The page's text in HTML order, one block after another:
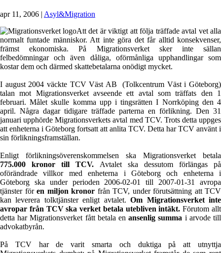
apr 11, 2006 | Asyl&Migration
Att det är viktigt att följa träffade avtal vet alla
normalt funtade människor. Att inte göra det får alltid konsekvenser,
främst ekonomiska. På Migrationsverket sker inte sällan
felbedömningar och även dåliga, oförmånliga upphandlingar som
kostar dem och därmed skattebetalarna onödigt mycket.
I august 2004 väckte TCV Väst AB (Tolkcentrum Väst i Göteborg)
talan mot Migrationsverket avseende ett avtal som träffats den 1
februari. Målet skulle komma upp i tingsrätten I Norrköping den 4
april. Några dagar tidigare träffade parterna en förlikning. Den 31
januari upphörde Migrationsverkets avtal med TCV. Trots detta uppges
att enheterna i Göteborg fortsatt att anlita TCV. Detta har TCV använt i
sin förlikningsframställan.
Enligt förlikningsöverenskommelsen ska Migrationsverket betala
775.000 kronor till TCV. Avtalet ska dessutom förlängas på
oförändrade villkor med enheterna i Göteborg och enheterna i
Göteborg ska under perioden 2006-02-01 till 2007-01-31 avropa
tjänster för en miljon kronor från TCV, under förutsättning att TCV
kan leverera tolktjänster enligt avtalet.Om Migrationsverket inte
avropar från TCV ska verket betala utebliven intäkt. Förutom allt
detta har Migrationsverket fått betala enansenlig summa i arvode till
advokatbyrån.
På TCV har de varit smarta och duktiga på att utnyttja